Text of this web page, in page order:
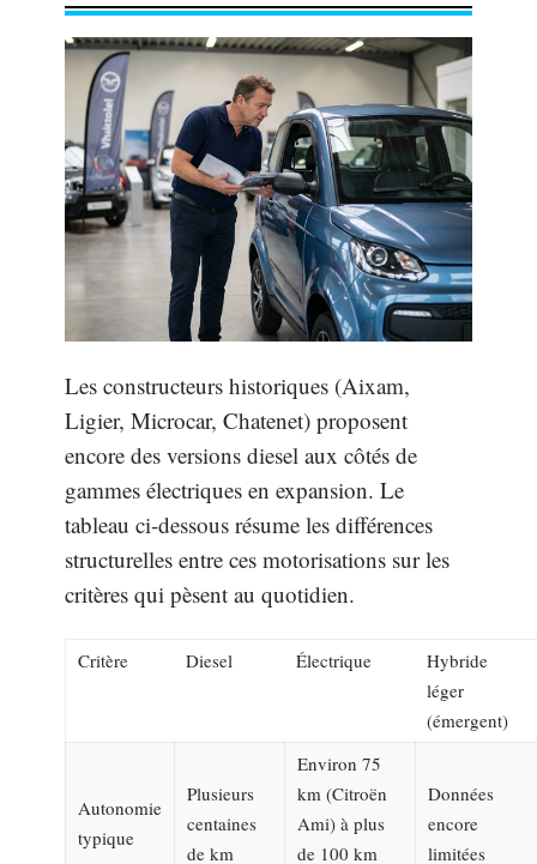
Les constructeurs historiques (Aixam,
Ligier, Microcar, Chatenet) proposent
encore des versions diesel aux côtés de
gammes électriques en expansion. Le
tableau ci-dessous résume les différences
structurelles entre ces motorisations sur les
critères qui pèsent au quotidien.
Critère Diesel Électrique
Hybride
léger
(émergent)
Autonomie
typique
Plusieurs
centaines
de km
Environ 75
km (Citroën
Ami) à plus
de 100 km
Données
encore
limitées